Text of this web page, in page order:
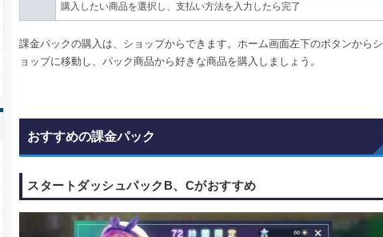
購入したい商品を選択し、支払い方法を入力したら完了
課金パックの購入は、ショップからできます。ホーム画面左下のボタンからシ
ョップに移動し、パック商品から好きな商品を購入しましょう。
おすすめの課金パック
スタートダッシュパックB、Cがおすすめ